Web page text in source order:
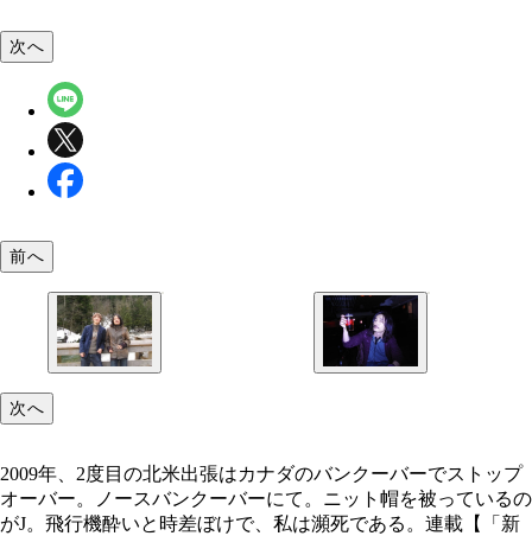
のがJ。飛行機酔いと時差ぼけで、私は瀕死である
次へ
前へ
次へ
2009年、2度目の北米出張はカナダのバンクーバーでストップ
オーバー。ノースバンクーバーにて。ニット帽を被っているの
がJ。飛行機酔いと時差ぼけで、私は瀕死である。連載【「新